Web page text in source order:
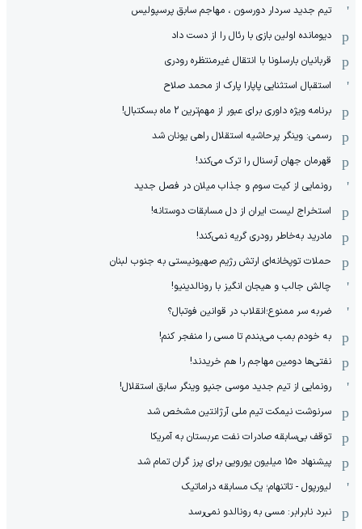
تیم جدید سردار دورسون ، مهاجم سابق پرسپولیس
دیومانده اولین بازی با رئال را از دست داد
قربانیان بارسلونا با انتقال غیرمنتظره رودری
استقبال استثنایی پاپارا پارک از محمد صلاح
برنامه ویژه داوری برای عبور از مهم‌ترین 2 ماه بسکتبال!
رسمی: وینگر پرحاشیه استقلال راهی یونان شد
قهرمان جهان آرسنال را ترک می‌کند!
رونمایی از کیت سوم و جذاب میلان در فصل جدید
استخراج لیست ایران از دل مسابقات دوستانه!
مادرید به‌خاطر رودری گریه نمی‌کند!
حملات توپخانه‌ای ارتش رژیم صهیونیستی به جنوب لبنان
چالش جالب و هیجان انگیز با رونالدینیو!
ضربه سر ممنوع؛انقلاب در قوانین فوتبال؟
به خودم بمب می‌بندم تا مسی را منفجر کنم!
نفتی‌ها دومین مهاجم را هم خریدند!
رونمایی از تیم جدید موسی جنپو وینگر سابق استقلال!
سرنوشت نیمکت تیم ملی آرژانتین مشخص شد
توقف بی‌سابقه صادرات نفت عربستان به آمریکا
پیشنهاد ۱۵۰ میلیون یورویی برای پرز گران تمام شد
لیورپول - تاتنهام؛ یک مسابقه دراماتیک
نبرد نابرابر: مسی به رونالدو نمی‌رسد